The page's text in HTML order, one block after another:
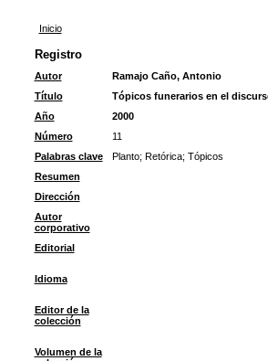
Inicio
Registro
Autor
Ramajo Caño, Antonio
Título
Tópicos funerarios en el
Año
2000
Número
11
Palabras clave
Planto; Retórica; Tópicos
Resumen
Dirección
Autor
corporativo
Editorial
Idioma
Editor de la
colección
Volumen de la